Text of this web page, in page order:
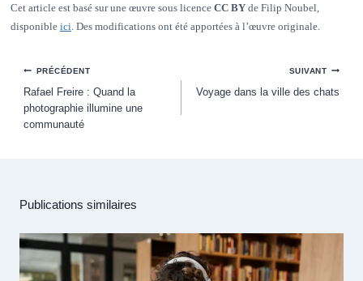
Cet article est basé sur une œuvre sous licence CC BYde Filip Noubel,
disponible ici . Des modifications ont été apportées à l’œuvre originale.
Navigation
de
l’article
PRÉCÉDENT
Rafael Freire : Quand la
photographie illumine une
communauté
SUIVANT
Voyage dans la ville des chats
Publications similaires